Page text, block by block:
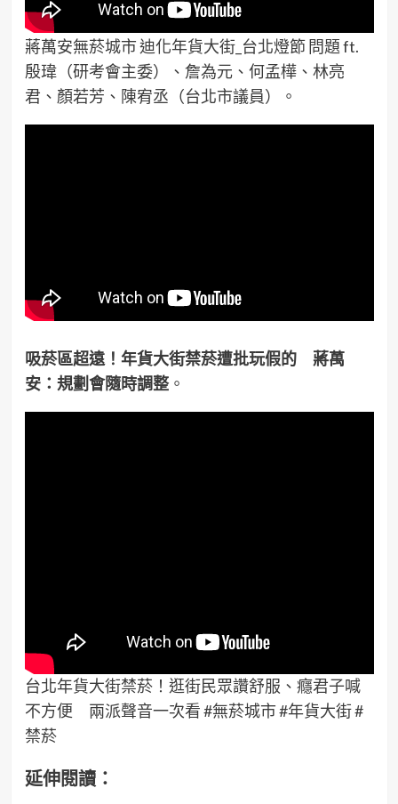
蔣萬安無菸城市 迪化年貨大街_台北燈節 問題 ft.
殷瑋（研考會主委）、詹為元、何孟樺、林亮
君、顏若芳、陳宥丞（台北市議員）。
吸菸區超遠！年貨大街禁菸遭批玩假的 蔣萬
安：規劃會隨時調整。
台北年貨大街禁菸！逛街民眾讚舒服、癮君子喊
不方便 兩派聲音一次看 #無菸城市 #年貨大街 #
禁菸
延伸閱讀：